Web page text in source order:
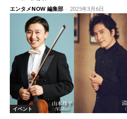
エンタメNOW 編集部 - 2025年3月6日
イベント